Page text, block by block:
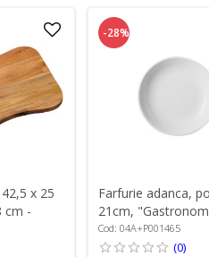
x 25
cm -
-28%
Farfurie adanca,
21cm,
Lebon" - Porland
Cod: 04A+P001465
(0)